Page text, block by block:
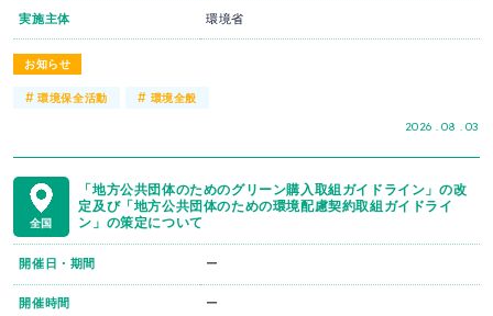
お知らせ
2026 . 08 . 03
実施主体 環境省
#環境保全活動 # 環境全般
全国
「地方公共団体のためのグリーン購入取組ガイドライン」の改
定及び「地方公共団体のための環境配慮契約取組ガイドライ
ン」の策定について
開催日・期間 ー
開催時間 ー